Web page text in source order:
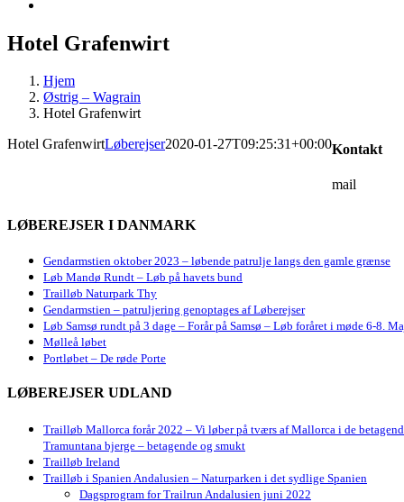
Hotel Grafenwirt
Hjem
Østrig – Wagrain
Hotel Grafenwirt
Hotel GrafenwirtLøberejser2020-01-27T09:25:31+00:00
LØBEREJSER I DANMARK
Gendarmstien oktober 2023 – løbende patrulje langs den gamle grænse
Løb Mandø Rundt – Løb på havets bund
Trailløb Naturpark Thy
Gendarmstien – patruljering genoptages af Løberejser
Løb Samsø rundt på 3 dage – Forår på Samsø – Løb foråret i møde 6-8.
Mølleå løbet
Portløbet – De røde Porte
LØBEREJSER UDLAND
Trailløb Mallorca forår 2022 – Vi løber på tværs af Mallorca i de
Tramuntana bjerge – betagende og smukt
Trailløb Ireland
Trailløb i Spanien Andalusien – Naturparken i det sydlige Spanien
Dagsprogram for Trailrun Andalusien juni 2022
Kontakt
mail